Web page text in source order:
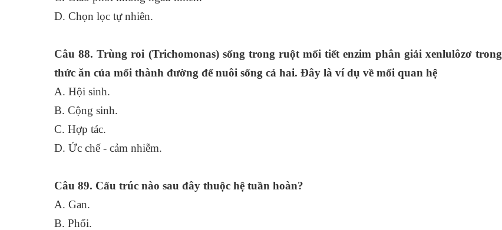
D. Chọn lọc tự nhiên.
Câu 88. Trùng roi (Trichomonas) sống trong ruột mối tiết enzim phân giải xenlulôzơ trong
thức ăn của mối thành đường để nuôi sống cả hai. Đây là ví dụ về mối quan hệ
A. Hội sinh.
B. Cộng sinh.
C. Hợp tác.
D. Ức chế - cảm nhiễm.
Câu 89. Cấu trúc nào sau đây thuộc hệ tuần hoàn?
A. Gan.
B. Phổi.